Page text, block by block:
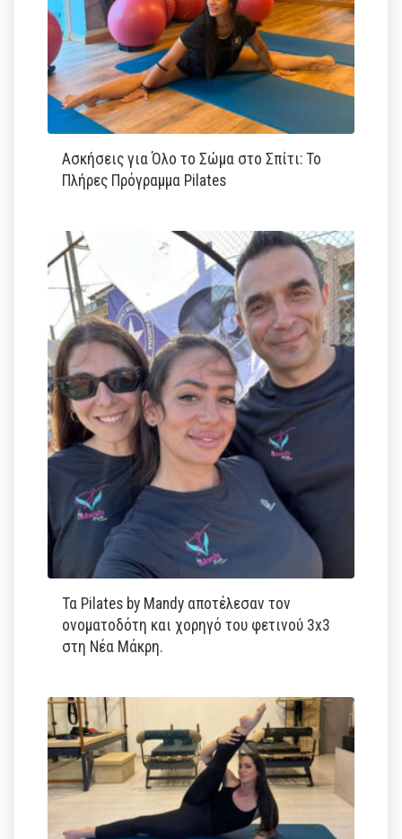
Ασκήσεις για Όλο το Σώμα στο Σπίτι: Το
Πλήρες Πρόγραμμα Pilates
Τα Pilates by Mandy αποτέλεσαν τον
ονοματοδότη και χορηγό του φετινού 3x3
στη Νέα Μάκρη.